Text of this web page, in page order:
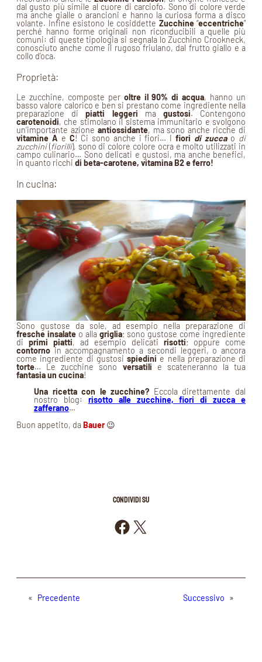
dal gusto più simile al cuore di carciofo. Sono di colore verde
ma anche gialle o arancioni e hanno la curiosa forma a disco
volante. Infine esistono le cosiddette Zucchine“eccentriche”
perché hanno forme originali non riconducibili a quelle più
comuni: di queste tipologia si segnala lo Zucchino Crookneck,
conosciuto anche come il rugoso friulano, dal frutto giallo e a
collo d’oca.
Proprietà:
Le zucchine, composte per oltre il 90% di acqua, hanno un
basso valore calorico e ben si prestano come ingrediente nella
preparazione di piatti leggeri ma gustosi. Contengono
carotenoidi, che stimolano il sistema immunitario e svolgono
un’importante azione antiossidante, ma sono anche ricche di
vitamine A e C! Ci sono anche i fiori… Ifiori di zuccao di
zucchini(fiorilli), sono di colore colore ocra e molto utilizzati in
campo culinario… Sono delicati e gustosi, ma anche benefici,
in quanto ricchi di beta-carotene, vitamina B2 e ferro!
In cucina:
Sono gustose da sole, ad esempio nella preparazione di
fresche insalate o alla griglia; sono gustose come ingrediente
di primi piatti, ad esempio delicati risotti; oppure come
contorno in accompagnamento a secondi leggeri, o ancora
come ingrediente di gustosi spiedini e nella preparazione di
torte… Le zucchine sono versatili e scateneranno la tua
fantasia un cucina!
Una ricetta con le zucchine? Eccola direttamente dal
nostro blog: risotto alle zucchine, fiori di zucca e
zafferano…
Buon appetito, daBauer😉
CONDIVIDI SU
Condividi su Facebook
Condividi su X
« Precedente Successivo »